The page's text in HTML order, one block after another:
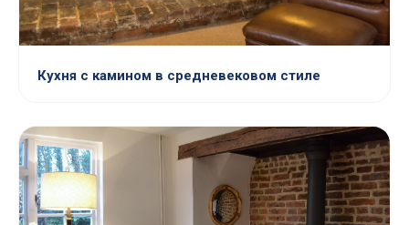
Кухня с камином в средневековом стиле